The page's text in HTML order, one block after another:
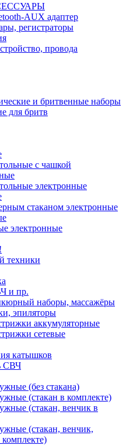
AUX адаптер
регистраторы
провода
и бритвенные наборы
для бритв
с чашкой
электронные
стаканом электронные
электронные
техники
и пр.
наборы, массажёры
эпиляторы
аккумуляторные
сетевые
катышков
СВЧ
(без стакана)
(стакан в комплекте)
(стакан, венчик в
(стакан, венчик,
комплекте)